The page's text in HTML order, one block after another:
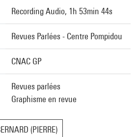
Recording Audio, 1h 53min 44s
Revues Parlées - Centre Pompidou
CNAC GP
Revues parlées
Graphisme en revue
(PIERRE)